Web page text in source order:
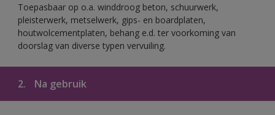
Toepasbaar op o.a. winddroog beton, schuurwerk,
pleisterwerk, metselwerk, gips- en boardplaten,
houtwolcementplaten, behang e.d. ter voorkoming van
doorslag van diverse typen vervuiling.
2. Na gebruik